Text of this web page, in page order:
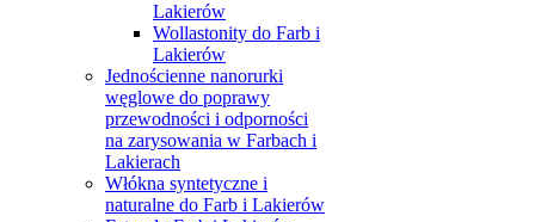
Lakierów
Wollastonity do Farb i
Lakierów
Jednościenne nanorurki
węglowe do poprawy
przewodności i odporności
na zarysowania w Farbach i
Lakierach
Włókna syntetyczne i
naturalne do Farb i Lakierów